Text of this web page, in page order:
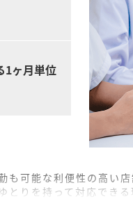
する企業です。
残業を軽減させています
ります。
しています。
工夫をしております。
ません。
1ヶ月単位
可能な利便性の高い店
りを持って対応できる